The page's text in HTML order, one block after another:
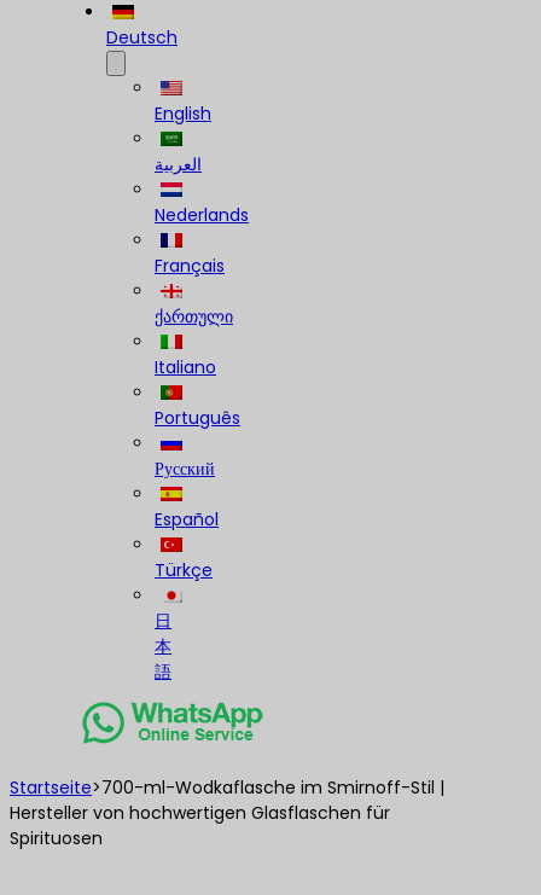
Deutsch
English
العربية
Nederlands
Français
ქართული
Italiano
Português
Русский
Español
Türkçe
日
本
語
Startseite>700-ml-Wodkaflasche im Smirnoff-Stil |
Hersteller von hochwertigen Glasflaschen für
Spirituosen